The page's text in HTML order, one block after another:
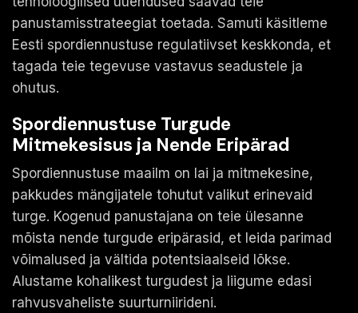
panustamisstrateegiat toetada. Samuti käsitleme
Eesti spordiennustuse regulatiivset keskkonda, et
tagada teie tegevuse vastavus seadustele ja
ohutus.
Spordiennustuse Turgude
Mitmekesisus ja Nende Eripärad
Spordiennustuse maailm on lai ja mitmekesine,
pakkudes mängijatele tohutut valikut erinevaid
turge. Kogenud panustajana on teie ülesanne
mõista nende turgude eripärasid, et leida parimad
võimalused ja vältida potentsiaalseid lõkse.
Alustame kohalikest turgudest ja liigume edasi
rahvusvaheliste suurturniirideni.